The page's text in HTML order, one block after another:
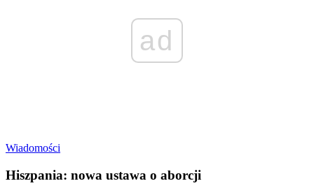
ad
Wiadomości
Hiszpania: nowa ustawa o aborcji